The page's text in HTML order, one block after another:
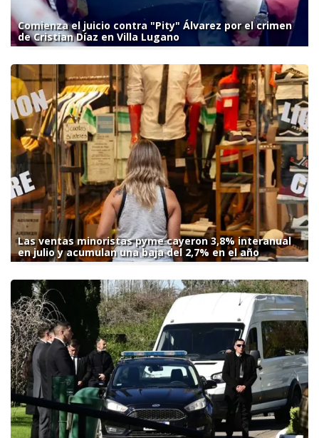
Comienza el juicio contra "Pity" Álvarez por el crimen
de Cristian Díaz en Villa Lugano
Las ventas minoristas pyme cayeron 3,8% interanual
en julio y acumulan una baja del 2,7% en el año